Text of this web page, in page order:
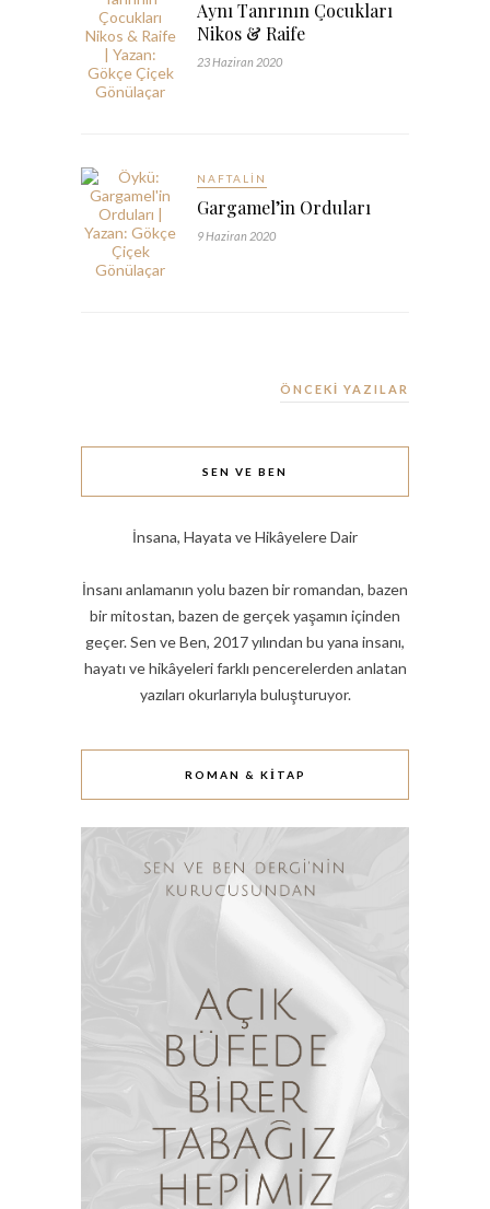
Aynı Tanrının Çocukları
Nikos & Raife
23 Haziran 2020
NAFTALIN
Gargamel’in Orduları
9 Haziran 2020
ÖNCEKİ YAZILAR
SEN VE BEN
İnsana, Hayata ve Hikâyelere Dair
İnsanı anlamanın yolu bazen bir romandan, bazen
bir mitostan, bazen de gerçek yaşamın içinden
geçer. Sen ve Ben, 2017 yılından bu yana insanı,
hayatı ve hikâyeleri farklı pencerelerden anlatan
yazıları okurlarıyla buluşturuyor.
ROMAN & KITAP